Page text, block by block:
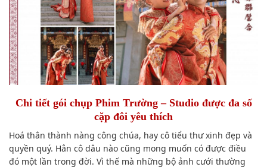
Chi tiết gói chụp Phim Trường – Studio được đa số
cặp đôi yêu thích
Hoá thân thành nàng công chúa, hay cô tiểu thư xinh đẹp và
quyền quý. Hẳn cô dâu nào cũng mong muốn có được điều
đó một lần trong đời. Vì thế mà những bộ ảnh cưới thường